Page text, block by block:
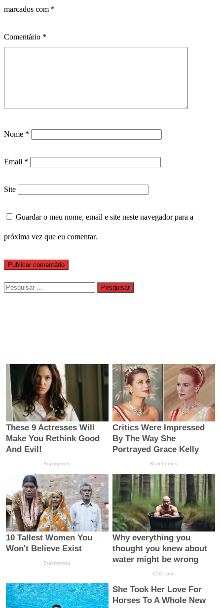
marcados com *
Comentário *
Nome *
Email *
Site
Guardar o meu nome, email e site neste navegador para a
próxima vez que eu comentar.
Pesquisar
por: